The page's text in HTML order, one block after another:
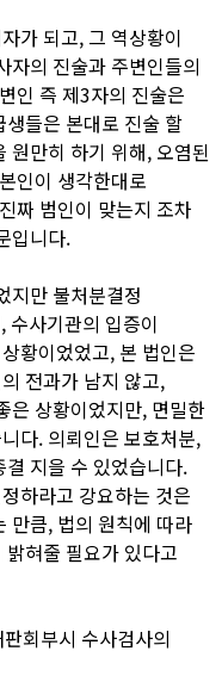
가 되고, 그 역상황이
자의 진술과 주변인들의
인 즉 제3자의 진술은
들은 본대로 진술 할
원만히 하기 위해, 오염된
인이 생각한대로
짜 범인이 맞는지 조차
입니다.
지만 불처분결정
수사기관의 입증이
황이었었고, 본 법인은
전과가 남지 않고,
은 상황이었지만, 면밀한
다. 의뢰인은 보호처분,
지을 수 있었습니다.
하라고 강요하는 것은
만큼, 법의 원칙에 따라
혀줄 필요가 있다고
회부시 수사검사의